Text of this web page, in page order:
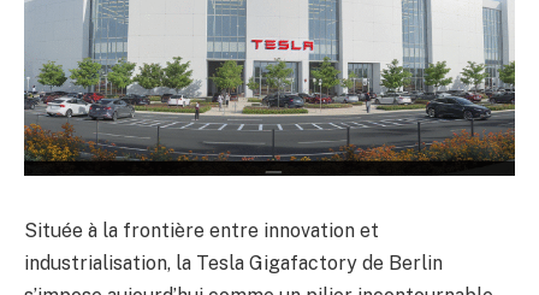
Située à la frontière entre innovation et
industrialisation, la Tesla Gigafactory de Berlin